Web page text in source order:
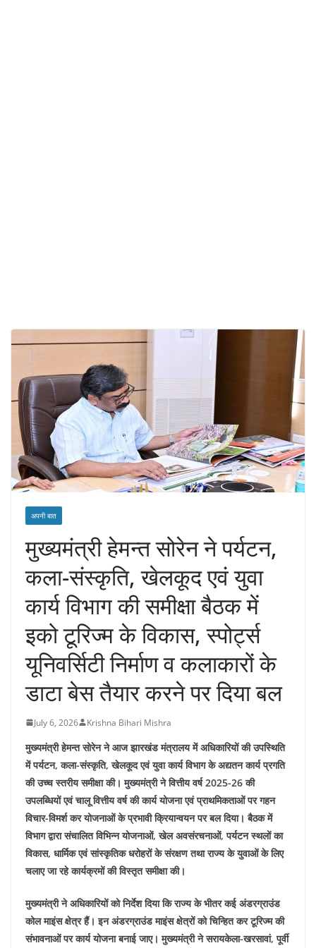
अपनी बात
मुख्यमंत्री हेमन्त सोरेन ने पर्यटन,
कला-संस्कृति, खेलकूद एवं युवा
कार्य विभाग की समीक्षा बैठक में
इको टूरिज्म के विकास, स्पोर्ट्स
यूनिवर्सिटी निर्माण व कलाकारों के
डाटा बेस तैयार करने पर दिया बल
July 6, 2026 Krishna Bihari Mishra
मुख्यमंत्री हेमन्त सोरेन ने आज झारखंड मंत्रालय में अधिकारियों की उपस्थिति
में पर्यटन, कला-संस्कृति, खेलकूद एवं युवा कार्य विभाग के अद्यतन कार्य प्रगति
की उच्च स्तरीय समीक्षा की। मुख्यमंत्री ने वित्तीय वर्ष 2025-26 की
उपलब्धियों एवं चालू वित्तीय वर्ष की कार्य योजना एवं प्राथमिकताओं पर गहन
विचार-विमर्श कर योजनाओं के प्रभावी क्रियान्वयन पर बल दिया। बैठक में
विभाग द्वारा संचालित विभिन्न योजनाओं, खेल अवसंरचनाओं, पर्यटन स्थलों का
विकास, धार्मिक एवं सांस्कृतिक धरोहरों के संरक्षण तथा राज्य के युवाओं के लिए
चलाए जा रहे कार्यक्रमों की विस्तृत समीक्षा की।
मुख्यमंत्री ने अधिकारियों को निर्देश दिया कि राज्य के भीतर कई अंडरग्राउंड
कोल माइंस क्षेत्र हैं। इन अंडरग्राउंड माइंस क्षेत्रों को चिन्हित कर टूरिज्म की
संभावनाओं पर कार्य योजना बनाई जाए। मुख्यमंत्री ने सरायकेला-खरसावां, पूर्वी